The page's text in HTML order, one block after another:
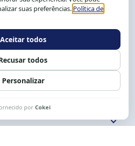
BA, Brasil.
Cel.: (71) 9 9239-2104 ou 2105
8h às 12h e 13 às 17h.
Fale conosco